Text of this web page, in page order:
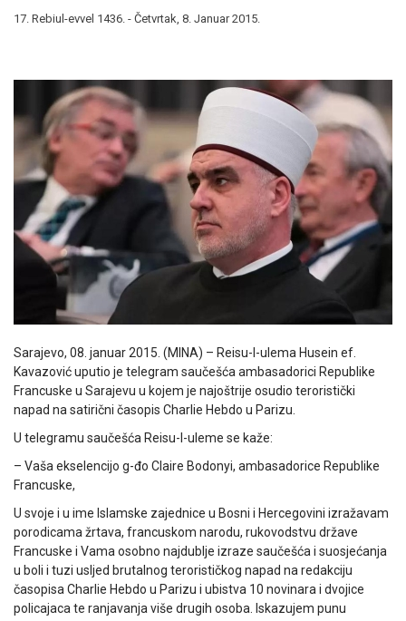
17. Rebiul-evvel 1436. - Četvrtak, 8. Januar 2015.
Sarajevo, 08. januar 2015. (MINA) – Reisu-l-ulema Husein ef.
Kavazović uputio je telegram saučešća ambasadorici Republike
Francuske u Sarajevu u kojem je najoštrije osudio teroristički
napad na satirični časopis Charlie Hebdo u Parizu.
U telegramu saučešća Reisu-l-uleme se kaže:
– Vaša ekselencijo g-đo Claire Bodonyi, ambasadorice Republike
Francuske,
U svoje i u ime Islamske zajednice u Bosni i Hercegovini izražavam
porodicama žrtava, francuskom narodu, rukovodstvu države
Francuske i Vama osobno najdublje izraze saučešća i suosjećanja
u boli i tuzi usljed brutalnog terorističkog napad na redakciju
časopisa Charlie Hebdo u Parizu i ubistva 10 novinara i dvojice
policajaca te ranjavanja više drugih osoba. Iskazujem punu